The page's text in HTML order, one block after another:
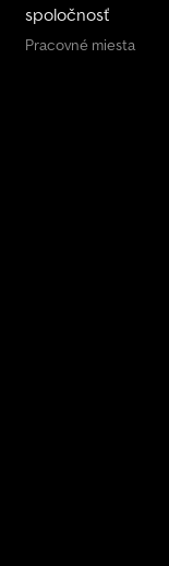
spoločnosť
Pracovné miesta